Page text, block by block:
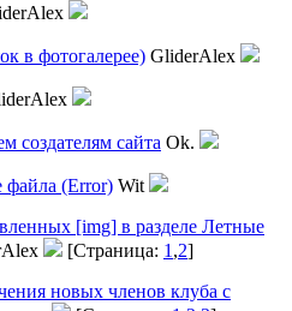
в фотогалерее) GliderAlex
создателям сайта Ok.
файла (Error) Wit
[img] в разделе Летные
[Страница: 1 ,2]
новых членов клуба с